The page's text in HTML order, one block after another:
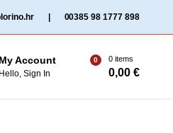
00385 98 1777 898
My Account
Hello, Sign In
0 0 items
0,00€